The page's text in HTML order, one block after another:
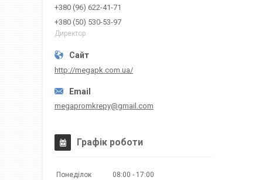
+380 (96) 622-41-71
+380 (50) 530-53-97
Директор
http://megapk.com.ua/
megapromkrepy@gmail.com
Графік роботи
Понеділок 08:00
17:00